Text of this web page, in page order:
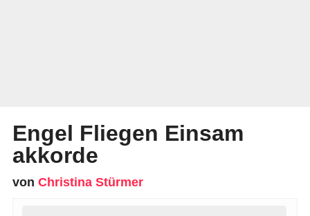
Engel Fliegen Einsam
akkorde
von Christina Stürmer